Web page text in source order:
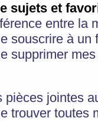
sujets et
entre la
souscrire à
supprimer
pièces jointes
trouver toutes